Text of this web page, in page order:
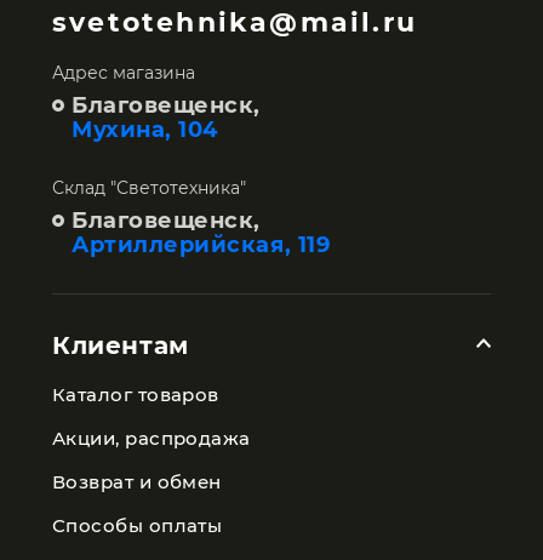
svetotehnika@mail.ru
Адрес магазина
Благовещенск,
Мухина, 104
Склад "Светотехника"
Благовещенск,
Артиллерийская, 119
Клиентам
Каталог товаров
Акции, распродажа
Возврат и обмен
Способы оплаты